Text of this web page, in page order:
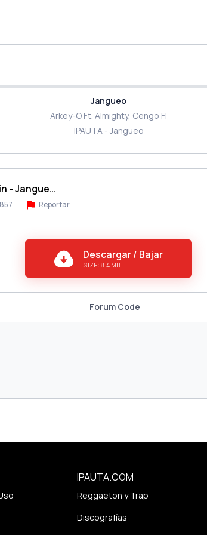
Jangueo
Arkey-O Ft. Almighty, Сengo Fl
IPAUTA - Jangueo
- Jangue…
Reportar
Descargar / Bajar
SIZE: 8.4 MB
Forum Code
IPAUTA.COM
Reggaeton y Trap
Discografías